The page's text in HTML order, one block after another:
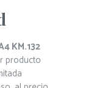
KM.132
producto